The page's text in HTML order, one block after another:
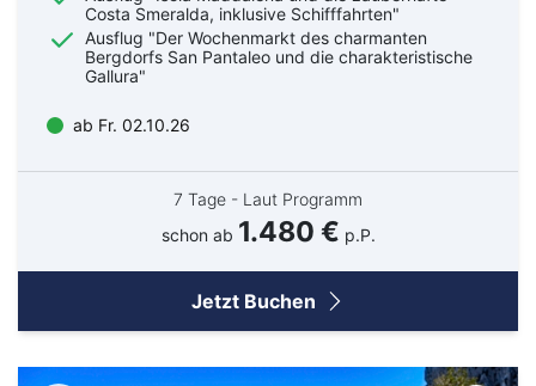
Costa Smeralda, inklusive Schifffahrten"
Ausflug "Der Wochenmarkt des charmanten
Bergdorfs San Pantaleo und die charakteristische
Gallura"
ab Fr. 02.10.26
7 Tage - Laut Programm
schon ab 1.480 € p.P.
Jetzt Buchen